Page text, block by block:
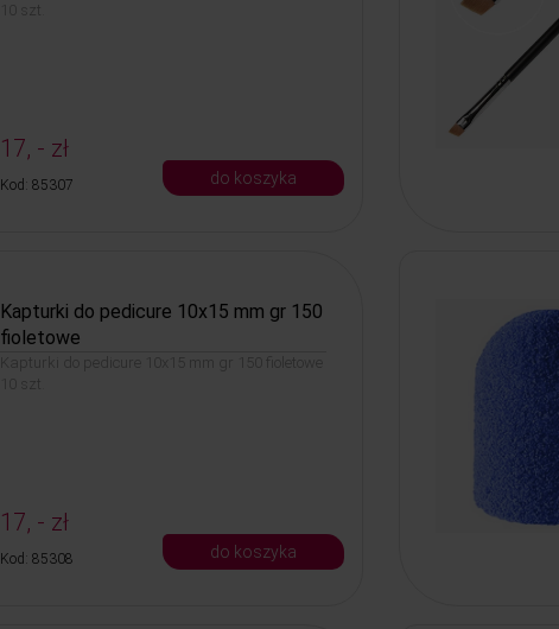
10 szt.
17, - zł
Kod: 85307 do koszyka
Kapturki do pedicure 10x15 mm gr 150
fioletowe
Kapturki do pedicure 10x15 mm gr 150 fioletowe
10 szt.
17, - zł
Kod: 85308 do koszyka